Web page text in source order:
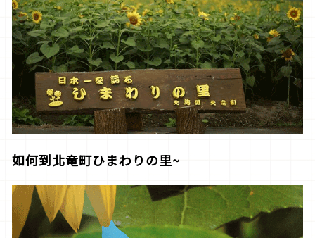
如何到北竜町ひまわりの里~